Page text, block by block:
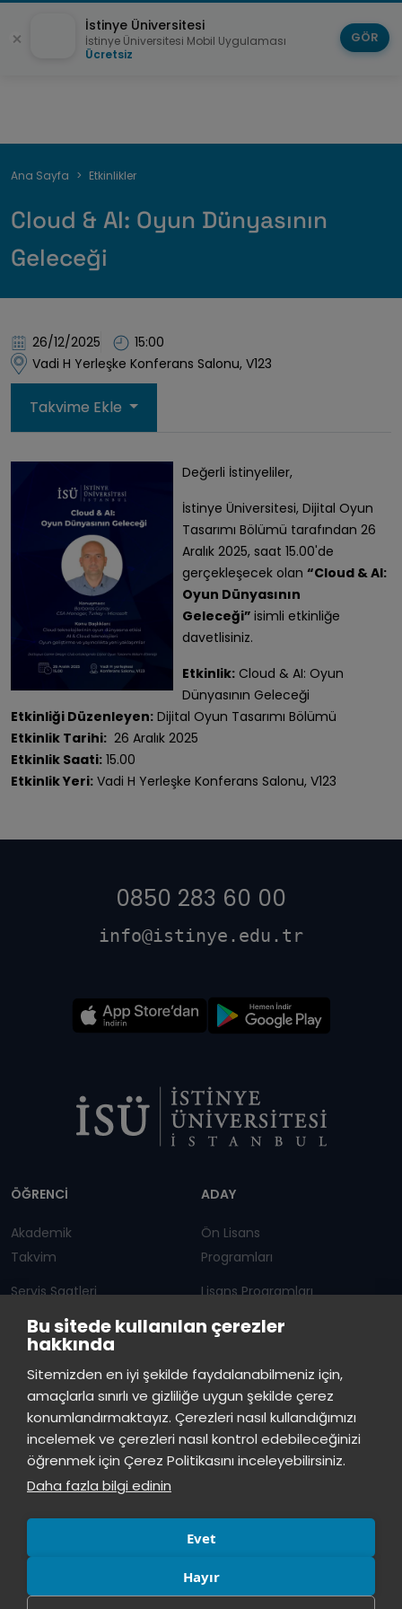
Bu sitede kullanılan çerezler
hakkında
Sitemizden en iyi şekilde faydalanabilmeniz için,
amaçlarla sınırlı ve gizliliğe uygun şekilde çerez
konumlandırmaktayız. Çerezleri nasıl kullandığımızı
incelemek ve çerezleri nasıl kontrol edebileceğinizi
öğrenmek için Çerez Politikasını inceleyebilirsiniz.
Daha fazla bilgi edinin
Evet
Hayır
Sayfa
Ana Sayfa Etkinlikler
Cloud & AI: Oyun Dünyasının
Geleceği
26/12/2025
15:00
Vadi H Yerleşke Konferans Salonu, V123
Takvime Ekle
Değerli İstinyeliler,
İstinye Üniversitesi, Dijital Oyun
Tasarımı Bölümü tarafından 26
Aralık 2025, saat 15.00'de
gerçekleşecek olan “Cloud & AI:
Oyun Dünyasının
Geleceği” isimli etkinliğe
davetlisiniz.
Etkinlik:Cloud & AI: Oyun
Dünyasının Geleceği
Etkinliği Düzenleyen: Dijital Oyun Tasarımı Bölümü
Etkinlik Tarihi: 26 Aralık 2025
Etkinlik Saati: 15.00
Etkinlik Yeri: Vadi H Yerleşke Konferans Salonu, V123
0850 283 60 00
info@istinye.edu.tr
ÖĞRENCİ
Akademik
Takvim
Servis Saatleri
Duyurular
ADAY
Ön Lisans
Programları
Lisans Programları
Lisansüstü
İSTİNYE
Basın
Kiti
İhaleler İstinye Post Kampüslerimiz
çevrimiçi
İstinye Üniversitesi
Merhaba! Size nasıl yardımcı
olabilirim?
İstinye Üniversitesi
İstinye Üniversitesi Mobil Uygulaması
Ücretsiz
GÖR